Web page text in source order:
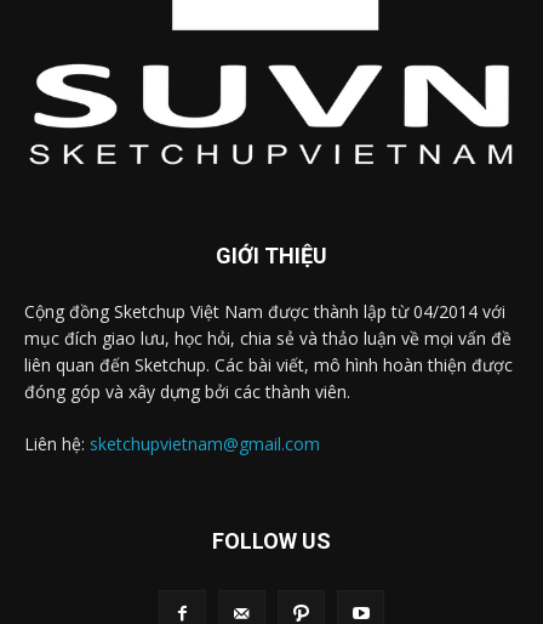
GIỚI THIỆU
Cộng đồng Sketchup Việt Nam được thành lập từ 04/2014 với
mục đích giao lưu, học hỏi, chia sẻ và thảo luận về mọi vấn đề
liên quan đến Sketchup. Các bài viết, mô hình hoàn thiện được
đóng góp và xây dựng bởi các thành viên.
Liên hệ: sketchupvietnam@gmail.com
FOLLOW US